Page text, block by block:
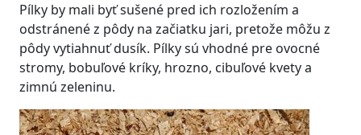
Pílky by mali byť sušené pred ich rozložením a
odstránené z pôdy na začiatku jari, pretože môžu z
pôdy vytiahnuť dusík. Pílky sú vhodné pre ovocné
stromy, bobuľové kríky, hrozno, cibuľové kvety a
zimnú zeleninu.